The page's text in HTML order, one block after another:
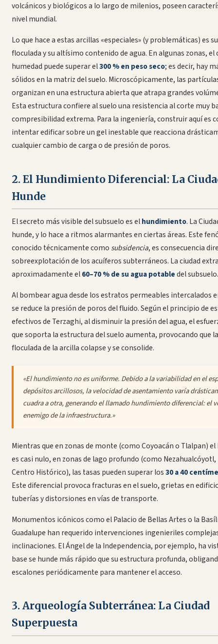
volcánicos y biológicos a lo largo de milenios, poseen
nivel mundial.
Lo que hace a estas arcillas «especiales» (y problemáticas) es
floculada y su altísimo contenido de agua. En algunas zonas,
humedad puede superar el300 % en peso seco; es decir, hay
sólidos en la matriz del suelo. Microscópicamente, las
organizan en una estructura abierta que atrapa grandes
Esta estructura confiere al suelo una resistencia al corte muy
compresibilidad extrema. Para la ingeniería, construir aquí es
intentar edificar sobre un gel inestable que reacciona
cualquier cambio de carga o de presión de poros.
2. El Hundimiento Diferencial: La
Hunde
El secreto más visible del subsuelo es elhundimiento. La
hunde, y lo hace a ritmos alarmantes en ciertas áreas. Este
conocido técnicamente como subsidencia, es consecuencia
sobreexplotación de los acuíferos subterráneos. La ciudad
aproximadamente el60–70 % de su agua potabledel subsuelo.
Al bombear agua desde los estratos permeables intercalados
se reduce la presión de poros del fluido. Según el principio de
efectivos de Terzaghi, al disminuir la presión del agua, el
que soporta la estructura del suelo aumenta, provocando que
floculada de la arcilla colapse y se consolide.
«El hundimiento no es uniforme. Debido a la variabilidad en el
depósitos arcillosos, la velocidad de asentamiento varía
cuadra a otra, generando el llamadohundimiento diferencial: el
enemigo de la infraestructura.»
Mientras que en zonas de monte (como Coyoacán o Tlalpan)
es casi nulo, en zonas de lago profundo (como Nezahualcóyotl,
Centro Histórico), las tasas pueden superar los30 a 40
Este diferencial provoca fracturas en el suelo, grietas en
tuberías y distorsiones en vías de transporte.
Monumentos icónicos como el Palacio de Bellas Artes o la
Guadalupe han requerido intervenciones ingenieriles
inclinaciones. El Ángel de la Independencia, por ejemplo, ha
base se hunde más rápido que su estructura profunda,
escalones periódicamente para mantener el acceso.
3. Arqueología Subterránea: La Ciudad
Superpuesta